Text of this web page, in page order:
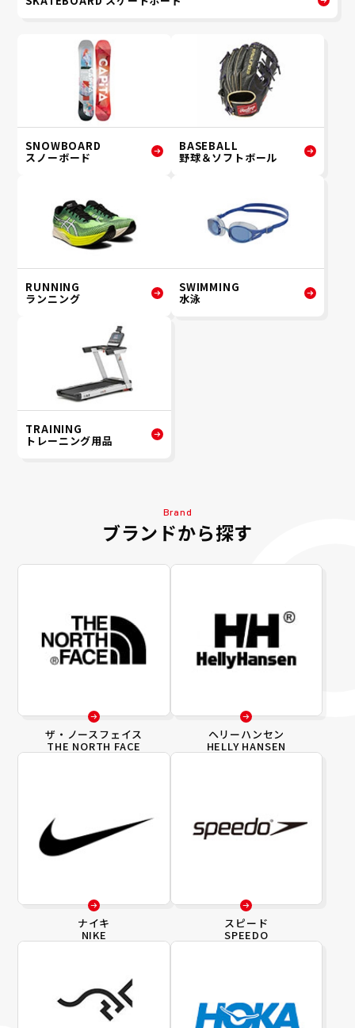
SNOWBOARD
スノーボード
BASEBALL
野球＆ソフトボール
RUNNING
ランニング
SWIMMING
水泳
TRAINING
トレーニング用品
Brand
ブランドから探す
ザ・ノースフェイス
THE NORTH FACE
ヘリーハンセン
HELLY HANSEN
ナイキ
NIKE
スピード
SPEEDO